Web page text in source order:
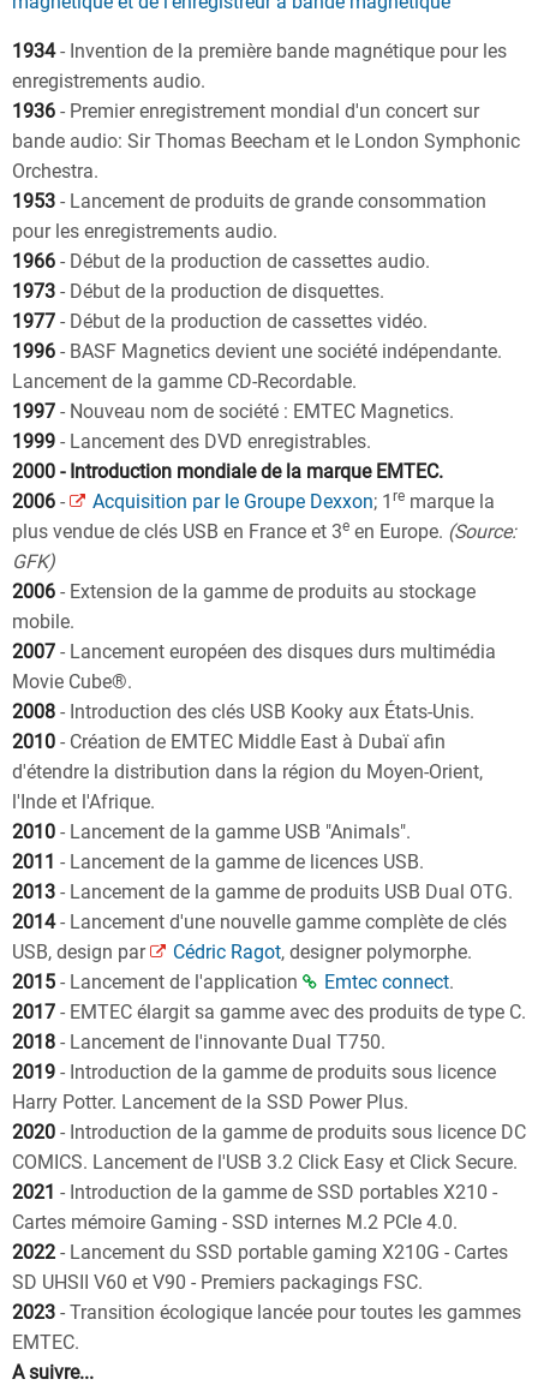
1934- Invention de la première bande magnétique pour les
enregistrements audio.
1936 - Premier enregistrement mondial d'un concert sur
bande audio: Sir Thomas Beecham et le London Symphonic
Orchestra.
1953 - Lancement de produits de grande consommation
pour les enregistrements audio.
1966 - Début de la production de cassettes audio.
1973 - Début de la production de disquettes.
1977 - Début de la production de cassettes vidéo.
1996 - BASF Magnetics devient une société indépendante.
Lancement de la gamme CD-Recordable.
1997 - Nouveau nom de société : EMTEC Magnetics.
1999 - Lancement des DVD enregistrables.
2000 - Introduction mondiale de la marque EMTEC.
2006 - Acquisition par le Groupe Dexxon; 1re marque la
plus vendue de clés USB en France et 3e en Europe. (Source:
GFK)
2006 - Extension de la gamme de produits au stockage
mobile.
2007 - Lancement européen des disques durs multimédia
Movie Cube®.
2008 - Introduction des clés USB Kooky aux États-Unis.
2010 - Création de EMTEC Middle East à Dubaï afin
d'étendre la distribution dans la région du Moyen-Orient,
l'Inde et l'Afrique.
2010 - Lancement de la gamme USB "Animals".
2011 - Lancement de la gamme de licences USB.
2013 - Lancement de la gamme de produits USB Dual OTG.
2014- Lancement d'une nouvelle gamme complète de clés
USB, design par
Cédric Ragot, designer polymorphe.
2015 - Lancement de l'application Emtec connect.
2017 - EMTEC élargit sa gamme avec des produits de type C.
2018 - Lancement de l'innovante Dual T750.
2019 - Introduction de la gamme de produits sous licence
Harry Potter. Lancement de la SSD Power Plus.
2020 - Introduction de la gamme de produits sous licence DC
COMICS. Lancement de l'USB 3.2 Click Easy et Click Secure.
2021 - Introduction de la gamme de SSD portables X210 -
Cartes mémoire Gaming - SSD internes M.2 PCIe 4.0.
2022 - Lancement du SSD portable gaming X210G - Cartes
SD UHSII V60 et V90 - Premiers packagings FSC.
2023 - Transition écologique lancée pour toutes les gammes
EMTEC.
A suivre...